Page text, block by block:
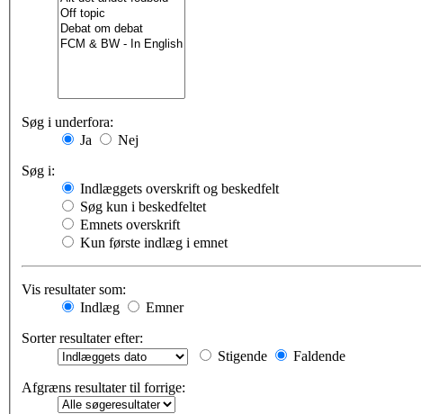
Søg i underfora:
Ja
Nej
Søg i:
Indlæggets overskrift og beskedfelt
Søg kun i beskedfeltet
Emnets overskrift
Kun første indlæg i emnet
Vis resultater som:
Indlæg
Emner
Sorter resultater efter:
Stigende
Faldende
Afgræns resultater til forrige: